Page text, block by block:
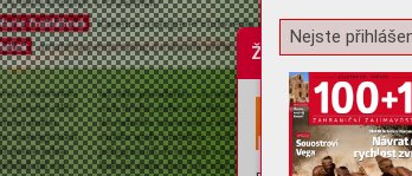
Žádost o souhlas
Nejste